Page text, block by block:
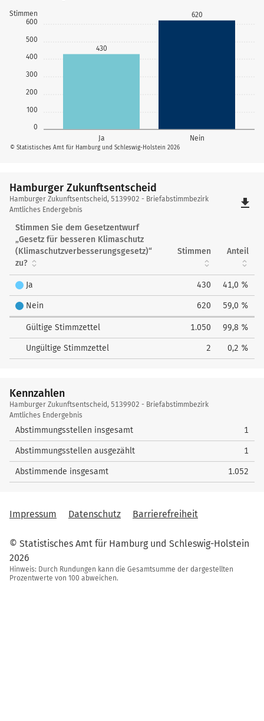
0
100
200
300
400
500
600
Stimmen
Ja Nein
430
620
© Statistisches Amt für Hamburg und Schleswig-Holstein 2026
Hamburger Zukunftsentscheid
Hamburger
Zukunftsentscheid
Hamburger Zukunftsentscheid, 5139902 - Briefabstimmbezirk
Amtliches Endergebnis
file_download
Stimmen Sie dem Gesetzentwurf
„Gesetz für besseren Klimaschutz
(Klimaschutzverbesserungsgesetz)“
zu?
Stimmen Anteil
Ja 430 41,0 %
Nein 620 59,0 %
Gültige Stimmzettel 1.050 99,8 %
Ungültige Stimmzettel 2 0,2 %
Kennzahlen
Kennzahlen
Hamburger Zukunftsentscheid, 5139902 - Briefabstimmbezirk
Amtliches Endergebnis
Abstimmungsstellen insgesamt 1
Abstimmungsstellen ausgezählt 1
Abstimmende insgesamt 1.052
Impressum Datenschutz Barrierefreiheit
© Statistisches Amt für Hamburg und Schleswig-Holstein
2026
Hinweis: Durch Rundungen kann die Gesamtsumme der dargestellten
Prozentwerte von 100 abweichen.